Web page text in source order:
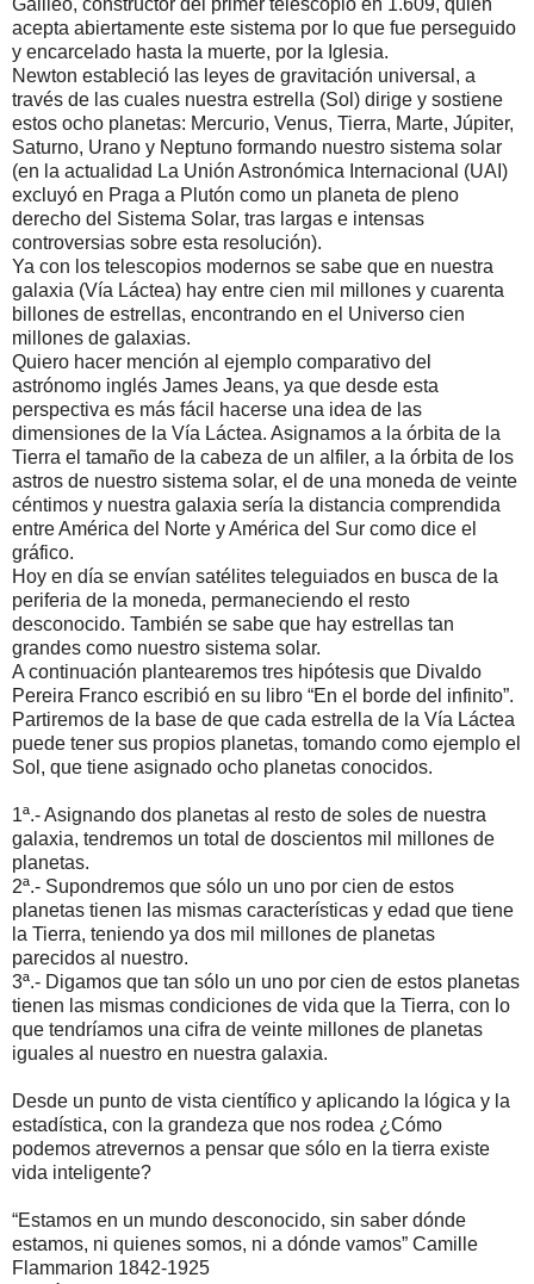
acepta abiertamente este sistema por lo que fue perseguido
y encarcelado hasta la muerte, por la Iglesia.
Newton estableció las leyes de gravitación universal, a
través de las cuales nuestra estrella (Sol) dirige y sostiene
estos ocho planetas: Mercurio, Venus, Tierra, Marte, Júpiter,
Saturno, Urano y Neptuno formando nuestro sistema solar
(en la actualidad La Unión Astronómica Internacional (UAI)
excluyó en Praga a Plutón como un planeta de pleno
derecho del Sistema Solar, tras largas e intensas
controversias sobre esta resolución).
Ya con los telescopios modernos se sabe que en nuestra
galaxia (Vía Láctea) hay entre cien mil millones y cuarenta
billones de estrellas, encontrando en el Universo cien
millones de galaxias.
Quiero hacer mención al ejemplo comparativo del
astrónomo inglés James Jeans, ya que desde esta
perspectiva es más fácil hacerse una idea de las
dimensiones de la Vía Láctea. Asignamos a la órbita de la
Tierra el tamaño de la cabeza de un alfiler, a la órbita de los
astros de nuestro sistema solar, el de una moneda de veinte
céntimos y nuestra galaxia sería la distancia comprendida
entre América del Norte y América del Sur como dice el
gráfico.
Hoy en día se envían satélites teleguiados en busca de la
periferia de la moneda, permaneciendo el resto
desconocido. También se sabe que hay estrellas tan
grandes como nuestro sistema solar.
A continuación plantearemos tres hipótesis que Divaldo
Pereira Franco escribió en su libro “En el borde del infinito”.
Partiremos de la base de que cada estrella de la Vía Láctea
puede tener sus propios planetas, tomando como ejemplo el
Sol, que tiene asignado ocho planetas conocidos.
1ª.- Asignando dos planetas al resto de soles de nuestra
galaxia, tendremos un total de doscientos mil millones de
planetas.
2ª.- Supondremos que sólo un uno por cien de estos
planetas tienen las mismas características y edad que tiene
la Tierra, teniendo ya dos mil millones de planetas
parecidos al nuestro.
3ª.- Digamos que tan sólo un uno por cien de estos planetas
tienen las mismas condiciones de vida que la Tierra, con lo
que tendríamos una cifra de veinte millones de planetas
iguales al nuestro en nuestra galaxia.
Desde un punto de vista científico y aplicando la lógica y la
estadística, con la grandeza que nos rodea ¿Cómo
podemos atrevernos a pensar que sólo en la tierra existe
vida inteligente?
“Estamos en un mundo desconocido, sin saber dónde
estamos, ni quienes somos, ni a dónde vamos” Camille
Flammarion 1842-1925